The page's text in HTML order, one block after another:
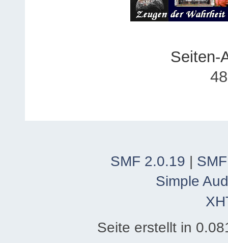
Seiten-
SMF 2.0.19
Simple
Seite erstellt in